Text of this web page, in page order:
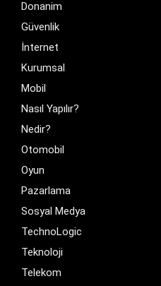
Donanim
Güvenlik
İnternet
Kurumsal
Mobil
Nasıl Yapılır?
Nedir?
Otomobil
Oyun
Pazarlama
Sosyal Medya
TechnoLogic
Teknoloji
Telekom